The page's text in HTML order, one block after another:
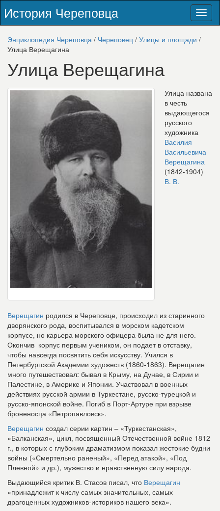
История Череповца
Энциклопедия Череповца / Череповец / Улицы и площади /
Улица Верещагина
Улица Верещагина
Улица названа
в честь
выдающегося
русского
художника
Василия
Васильевича
Верещагина
(1842-1904)
В. В.
Верещагин родился в Череповце, происходил из старинного
дворянского рода, воспитывался в морском кадетском
корпусе, но карьера морского офицера была не для него.
Окончив корпус первым учеником, он подает в отставку,
чтобы навсегда посвятить себя искусству. Учился в
Петербургской Академии художеств (1860-1863). Верещагин
много путешествовал: бывал в Крыму, на Дунае, в Сирии и
Палестине, в Америке и Японии. Участвовал в военных
действиях русской армии в Туркестане, русско-турецкой и
русско-японской войне. Погиб в Порт-Артуре при взрыве
броненосца «Петропавловск».
Верещагин создал серии картин – «Туркестанская»,
«Балканская», цикл, посвященный Отечественной войне 1812
г., в которых с глубоким драматизмом показал жестокие будни
войны («Смертельно раненый», «Перед атакой», «Под
Плевной» и др.), мужество и нравственную силу народа.
Выдающийся критик В. Стасов писал, что Верещагин
«принадлежит к числу самых значительных, самых
драгоценных художников-историков нашего века».